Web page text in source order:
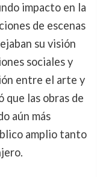
impacto en la
de escenas
su visión
sociales y
entre el arte y
que las obras de
aún más
amplio tanto